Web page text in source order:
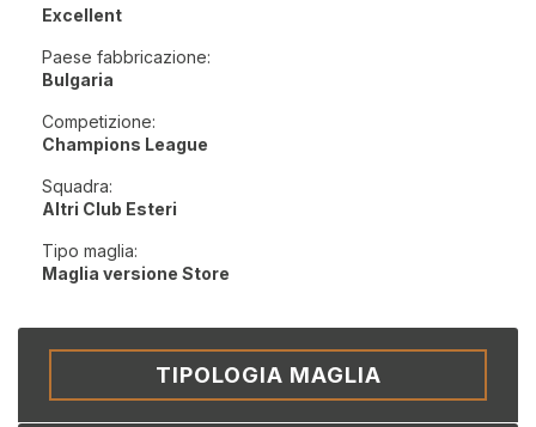
Excellent
Paese fabbricazione:
Bulgaria
Competizione:
Champions League
Squadra:
Altri Club Esteri
Tipo maglia:
Maglia versione Store
TIPOLOGIA MAGLIA